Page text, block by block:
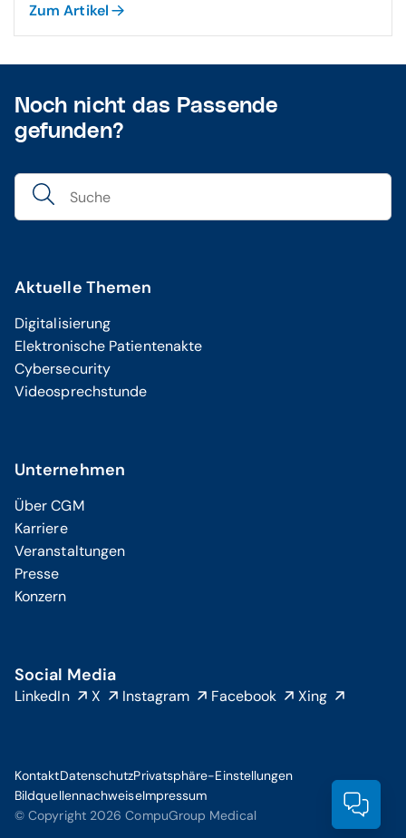
Zum Artikel
Noch nicht das Passende
gefunden?
Aktuelle Themen
Digitalisierung
Elektronische Patientenakte
Cybersecurity
Videosprechstunde
Unternehmen
Über CGM
Karriere
Veranstaltungen
Presse
Konzern
Social Media
LinkedIn X Instagram Facebook Xing
© Copyright 2026 CompuGroup Medical
KontaktDatenschutzPrivatsphäre-Einstellungen
BildquellennachweiseImpressum